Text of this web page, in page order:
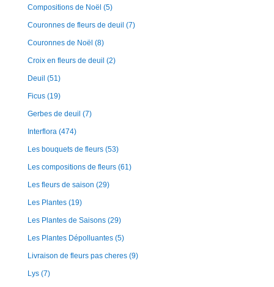
Compositions de Noël (5)
Couronnes de fleurs de deuil (7)
Couronnes de Noël (8)
Croix en fleurs de deuil (2)
Deuil (51)
Ficus (19)
Gerbes de deuil (7)
Interflora (474)
Les bouquets de fleurs (53)
Les compositions de fleurs (61)
Les fleurs de saison (29)
Les Plantes (19)
Les Plantes de Saisons (29)
Les Plantes Dépolluantes (5)
Livraison de fleurs pas cheres (9)
Lys (7)